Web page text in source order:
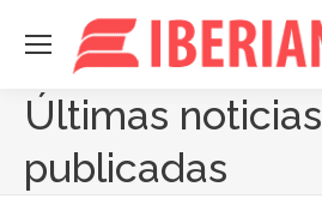
Últimas noticias
publicadas